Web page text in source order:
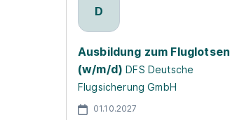
D
Ausbildung zum Fluglotsen
(w/m/d) DFS Deutsche
Flugsicherung GmbH
01.10.2027